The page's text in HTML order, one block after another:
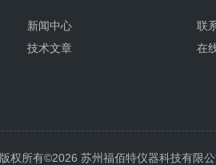
新闻中心
技术文章
联
在
版权所有©2026 苏州福佰特仪器科技有限